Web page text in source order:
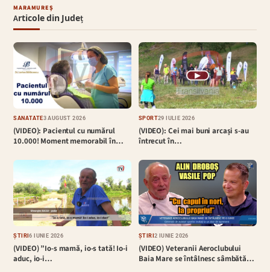
MARAMUREȘ
Articole din Județ
SĂNĂTATE3 AUGUST 2026
(VIDEO): Pacientul cu numărul
10.000! Moment memorabil în…
▶
SPORT29 IULIE 2026
(VIDEO): Cei mai buni arcași s-au
întrecut în…
ȘTIRI6 IUNIE 2026
(VIDEO) ”Io-s mamă, io-s tată! Io-i
aduc, io-i…
ȘTIRI2 IUNIE 2026
(VIDEO) Veteranii Aeroclubului
Baia Mare se întâlnesc sâmbătă…